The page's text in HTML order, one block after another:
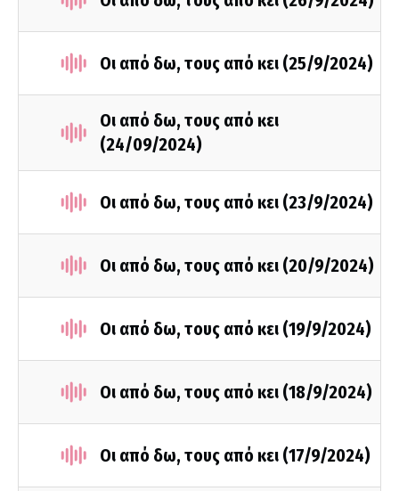
Οι από δω, τους από κει (25/9/2024)
Οι από δω, τους από κει
(24/09/2024)
Οι από δω, τους από κει (23/9/2024)
Οι από δω, τους από κει (20/9/2024)
Οι από δω, τους από κει (19/9/2024)
Οι από δω, τους από κει (18/9/2024)
Οι από δω, τους από κει (17/9/2024)